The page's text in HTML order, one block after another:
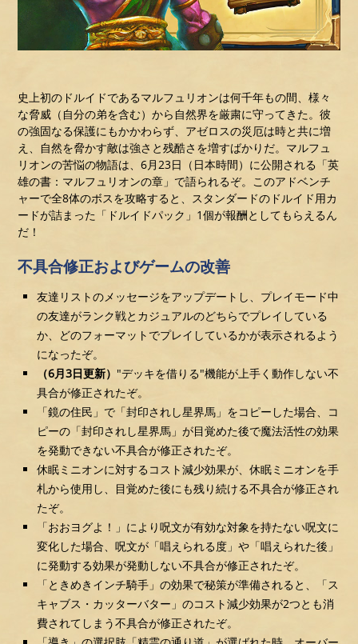
史上初のドルイドであるマルフュリオンは何千年もの間、様々
な脅威（自分の弟を含む）から自然界を厳粛に守ってきた。彼
の強固なる保護にもかかわらず、アゼロスの災厄は時と共に増
え、自然を脅かす敵は強さと残酷さを増すばかりだ。マルフュ
リオンの苦悩の物語は、6月23日（日本時間）に公開される「英
雄の書：マルフュリオンの章」で語られるぞ。このアドベンチ
ャーで全8体のボスを攻略すると、スタンダードのドルイド用カ
ードが詰まった「ドルイドパック」1個が報酬としてもらえるん
だ！
不具合修正およびゲームの改善
友達リストのメッセージをアップデートし、プレイモード中
の友達がランク戦とカジュアルのどちらでプレイしている
か、どのフォーマットでプレイしているかが表示されるよう
になったぞ。
（6月3日更新） "デッキを借りる"機能が上手く動作しない不
具合が修正されたぞ。
「鏡の住民」で「封印されし星界馬」をコピーした場合、コ
ピーの「封印されし星界馬」が目覚めた後で魔法活性の効果
を発動できない不具合が修正されたぞ。
休眠ミニオンに対するコスト減少効果が、休眠ミニオンを手
札から使用し、目覚めた後にも残り続ける不具合が修正され
たぞ。
「おおヨグよ！」により呪文が有効な対象を持たない呪文に
変化した場合、呪文が「唱えられる度」や「唱えられた後」
に発動する効果が発動しない不具合が修正されたぞ。
「ときめきインチ騎手」の効果で秘策が準備されると、「ス
キャブス・カッターバター」のコスト減少効果が2つとも消
費されてしまう不具合が修正されたぞ。